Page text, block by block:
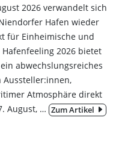
2026 verwandelt sich
Hafen wieder
für Einheimische und
Hafenfeeling 2026 bietet
abwechslungsreiches
Aussteller:innen,
Atmosphäre direkt
August, … Zum Artikel